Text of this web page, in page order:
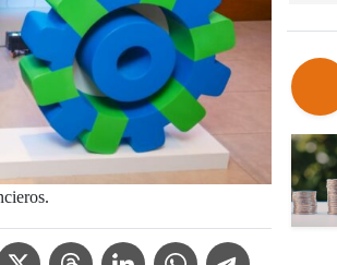
Icon Icon
Threads IconLinkedin IconWhatsApp IconTelegram Icon